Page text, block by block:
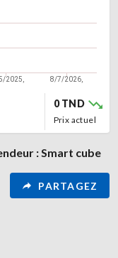
0 TND
Prix ​​actuel
: Smart cube
PARTAGEZ